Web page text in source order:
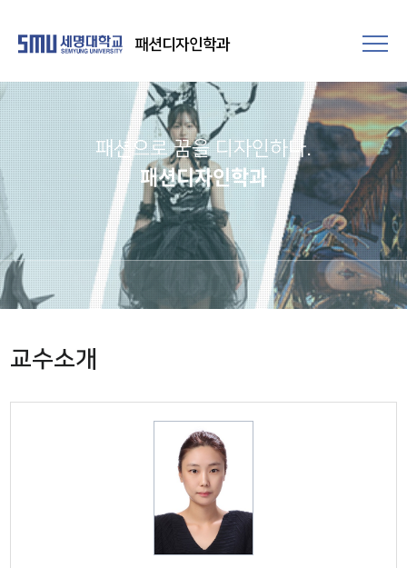
패션디자인학과
패션으로 꿈을 디자인하다.
패션디자인학과
교수소개